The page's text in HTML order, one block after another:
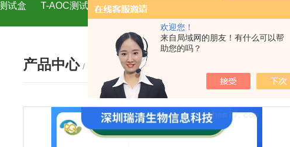
欢迎您！
来自局域网的朋友！有什么可以帮
助您的吗？
试盒 T-AOC测试盒 H2O2测试盒厂家供应
小鼠CALP试剂盒
试剂盒现货
现货速发
Ab)elisa试剂盒现货
产品中心 / PRODUCTS